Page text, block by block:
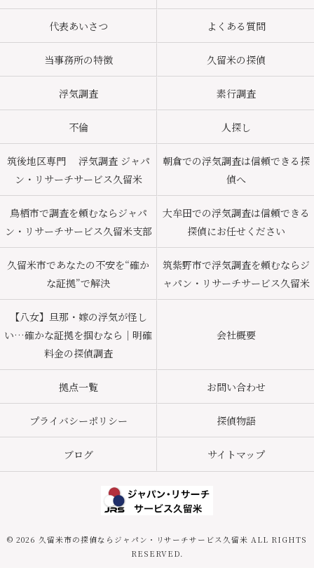
代表あいさつ よくある質問
当事務所の特徴 久留米の探偵
浮気調査 素行調査
不倫 人探し
筑後地区専門 浮気調査 ジャパ
ン・リサーチサービス久留米
朝倉での浮気調査は信頼できる探
偵へ
鳥栖市で調査を頼むならジャパ
ン・リサーチサービス久留米支部
大牟田での浮気調査は信頼できる
探偵にお任せください
久留米市であなたの不安を“確か
な証拠”で解決
筑紫野市で浮気調査を頼むならジ
ャパン・リサーチサービス久留米
【八女】旦那・嫁の浮気が怪し
い…確かな証拠を掴むなら｜明確
料金の探偵調査
会社概要
拠点一覧 お問い合わせ
プライバシーポリシー 探偵物語
ブログ サイトマップ
© 2026 久留米市の探偵ならジャパン・リサーチサービス久留米 ALL RIGHTS
RESERVED.